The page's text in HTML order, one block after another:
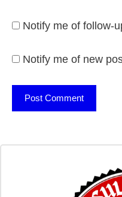
Notify me of follow-
Notify me of new